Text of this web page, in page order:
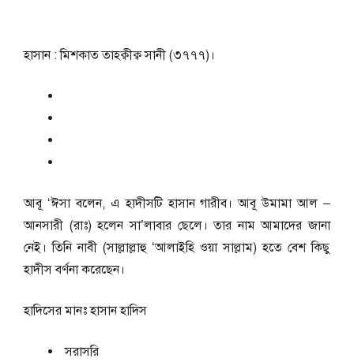
হাসান : মিশকাত তাহক্বীক্ব সানী (৩৭৭৭)।
আবূ ‘ঈসা বলেন, এ হাদীসটি হাসান গারীব। আবূ উমামা আল –
আনসারী (রাঃ) হলেন সা’লাবার ছেলে। তার নাম আমাদের জানা
নেই। তিনি নাবী (সাল্লাল্লাহু ‘আলাইহি ওয়া সাল্লাম) হতে বেশ কিছু
হাদীস বর্ণনা করেছেন।
হাদিসের মানঃহাসান হাদিস
সরাসরি